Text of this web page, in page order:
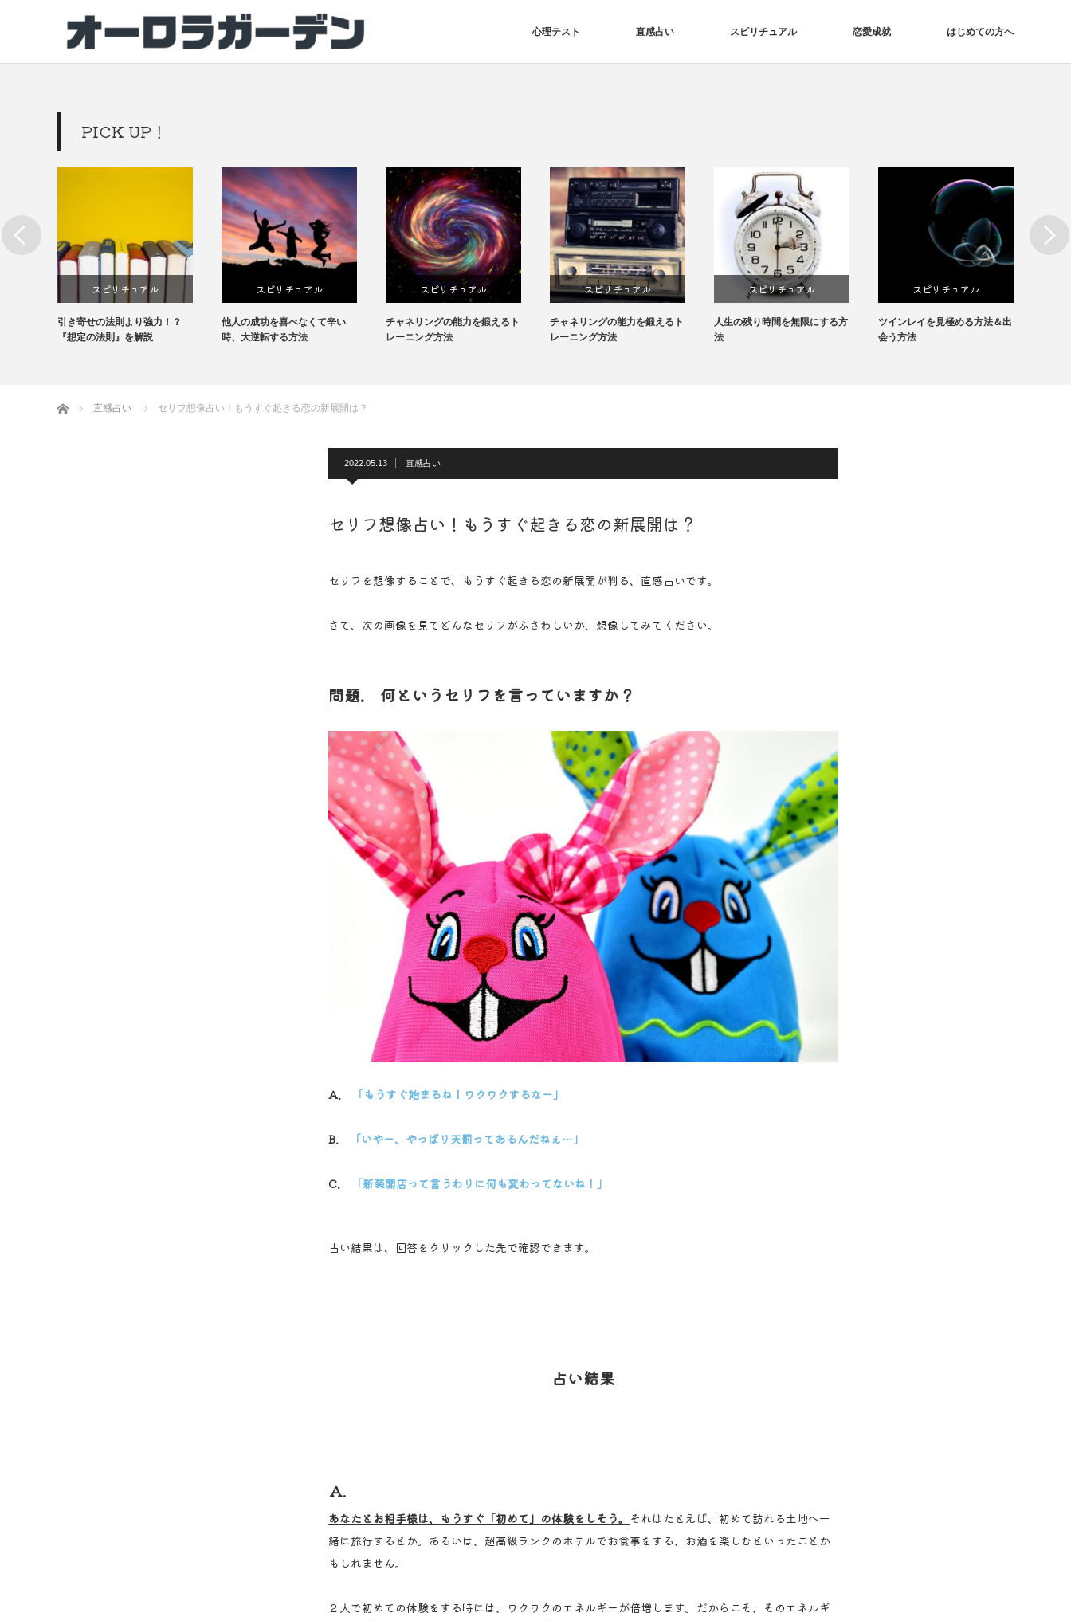
心理テスト 直感占い スピリチュアル 恋愛成就 はじめての方へ
PICK UP！
スピリチュアル
引き寄せの法則より強力！？
『想定の法則』を解説
スピリチュアル
他人の成功を喜べなくて辛い
時、大逆転する方法
スピリチュアル
チャネリングの能力を鍛えるト
レーニング方法
スピリチュアル
チャネリングの能力を鍛えるト
レーニング方法
スピリチュアル
人生の残り時間を無限にする方
法
スピリチュアル
ツインレイを見極める方法＆出
会う方法
ホーム 直感占い セリフ想像占い！もうすぐ起きる恋の新展開は？
2022.05.13 直感占い
セリフ想像占い！もうすぐ起きる恋の新展開は？
セリフを想像することで、もうすぐ起きる恋の新展開が判る、直感占いです。
さて、次の画像を見てどんなセリフがふさわしいか、想像してみてください。
問題. 何というセリフを言っていますか？
A. 「もうすぐ始まるね！ワクワクするなー」
B. 「いやー、やっぱり天罰ってあるんだねぇ…」
C. 「新装開店って言うわりに何も変わってないね！」
占い結果は、回答をクリックした先で確認できます。
占い結果
Ａ.
あなたとお相手様は、もうすぐ「初めて」の体験をしそう。 それはたとえば、初めて訪れる土地へ一
緒に旅行するとか。あるいは、超高級ランクのホテルでお食事をする、お酒を楽しむといったことか
もしれません。
２人で初めての体験をする時には、ワクワクのエネルギーが倍増します。だからこそ、そのエネルギ